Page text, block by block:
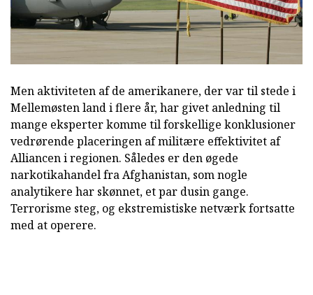
Men aktiviteten af de amerikanere, der var til stede i
Mellemøsten land i flere år, har givet anledning til
mange eksperter komme til forskellige konklusioner
vedrørende placeringen af militære effektivitet af
Alliancen i regionen. Således er den øgede
narkotikahandel fra Afghanistan, som nogle
analytikere har skønnet, et par dusin gange.
Terrorisme steg, og ekstremistiske netværk fortsatte
med at operere.